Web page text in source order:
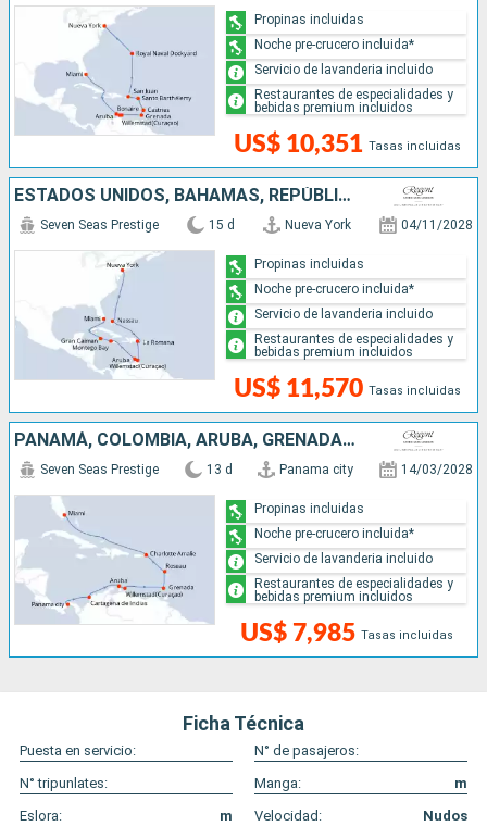
US$ 10,351 Tasas incluidas
Propinas incluidas
Noche pre-crucero incluida*
Servicio de lavanderia incluido
Restaurantes de especialidades y
bebidas premium incluidos
ESTADOS UNIDOS, BAHAMAS, REPÚBLICA DOMINICANA, ARUBA, JAMAICA, ISLAS CAIMÁN
Seven Seas Prestige 15 d Nueva York 04/11/2028
US$ 11,570 Tasas incluidas
Propinas incluidas
Noche pre-crucero incluida*
Servicio de lavanderia incluido
Restaurantes de especialidades y
bebidas premium incluidos
PANAMÁ, COLOMBIA, ARUBA, GRENADA, DOMINICA, ESTADOS UNIDOS
Seven Seas Prestige 13 d Panama city 14/03/2028
US$ 7,985 Tasas incluidas
Propinas incluidas
Noche pre-crucero incluida*
Servicio de lavanderia incluido
Restaurantes de especialidades y
bebidas premium incluidos
Ficha Técnica
Puesta en servicio:
N° de pasajeros:
N° tripunlates:
Manga:
m
Eslora:
m Velocidad: Nudos